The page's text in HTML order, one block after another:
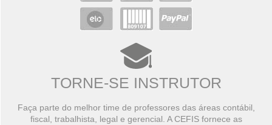
TORNE-SE INSTRUTOR
Faça parte do melhor time de professores das áreas contábil,
fiscal, trabalhista, legal e gerencial. A CEFIS fornece as